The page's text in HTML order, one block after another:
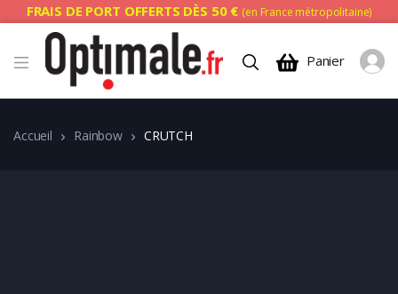
FRAIS DE PORT OFFERTS DÈS 50 € (en France métropolitaine)
Panier
Accueil Rainbow CRUTCH